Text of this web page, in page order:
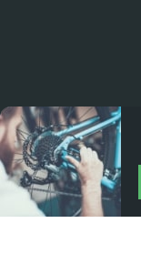
POUR NE